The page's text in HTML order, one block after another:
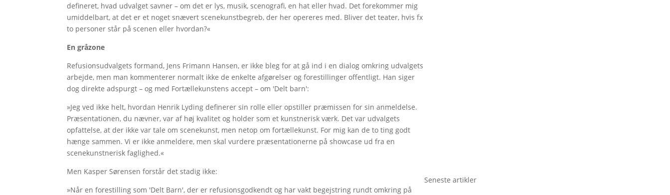
defineret, hvad udvalget savner – om det er lys, musik, scenografi, en hat eller hvad. Det forekommer mig
umiddelbart, at det er et noget snævert scenekunstbegreb, der her opereres med. Bliver det teater, hvis fx
to personer står på scenen eller hvordan?«
En gråzone
Refusionsudvalgets formand, Jens Frimann Hansen, er ikke bleg for at gå ind i en dialog omkring udvalgets
arbejde, men man kommenterer normalt ikke de enkelte afgørelser og forestillinger offentligt. Han siger
dog direkte adspurgt – og med Fortællekunstens accept – om 'Delt barn':
»Jeg ved ikke helt, hvordan Henrik Lyding definerer sin rolle eller opstiller præmissen for sin anmeldelse.
Præsentationen, du nævner, var af høj kvalitet og holder som et kunstnerisk værk. Det var udvalgets
opfattelse, at der ikke var tale om scenekunst, men netop om fortællekunst. For mig kan de to ting godt
hænge sammen. Vi er ikke anmeldere, men skal vurdere præsentationerne på showcase ud fra en
scenekunstnerisk faglighed.«
Men Kasper Sørensen forstår det stadig ikke:
»Når en forestilling som 'Delt Barn', der er refusionsgodkendt og har vakt begejstring rundt omkring på
Seneste artikler